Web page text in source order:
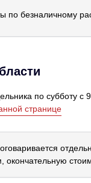
безналичному
по субботу
странице
окончательную